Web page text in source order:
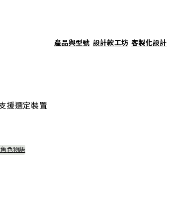
產品與型號 設計款工坊 客製化設計
援選定裝置
色物語